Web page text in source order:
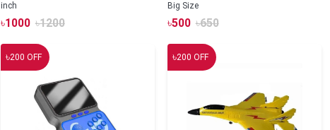
inch
৳1000 ৳1200
Big Size
৳500 ৳650
৳200 OFF ৳200 OFF